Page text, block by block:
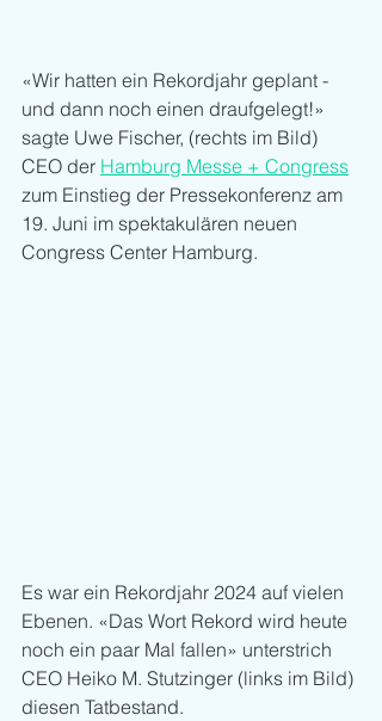
«Wir hatten ein Rekordjahr geplant -
und dann noch einen draufgelegt!»
sagte Uwe Fischer, (rechts im Bild)
CEO der Hamburg Messe + Congress
zum Einstieg der Pressekonferenz am
19. Juni im spektakulären neuen
Congress Center Hamburg.
Es war ein Rekordjahr 2024 auf vielen
Ebenen. «Das Wort Rekord wird heute
noch ein paar Mal fallen» unterstrich
CEO Heiko M. Stutzinger (links im Bild)
diesen Tatbestand.